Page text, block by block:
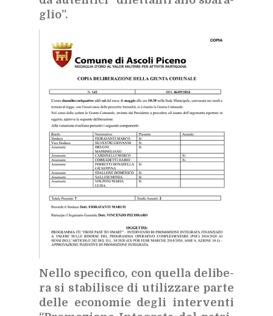
glio”.
Nel­lo spe­ci­fi­co, con quel­la de­li­be­
ra si sta­bi­li­sce di uti­liz­za­re par­te
del­le eco­no­mie de­gli in­ter­ven­ti